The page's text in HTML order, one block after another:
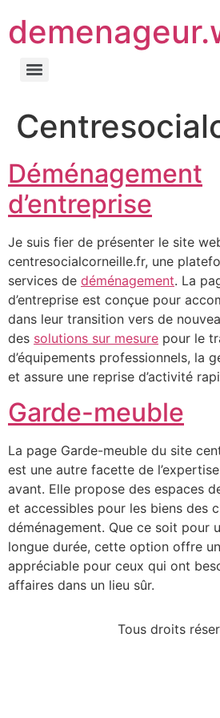
Déménagement
d’entreprise
Je suis fier de présenter le site
centresocialcorneille.fr, une
services de déménagement. La
d’entreprise est conçue pour
dans leur transition vers de
des solutions sur mesure pour le
d’équipements professionnels, la
et assure une reprise d’activité
Garde-meuble
La page Garde-meuble du site
est une autre facette de
avant. Elle propose des espaces
et accessibles pour les biens des
déménagement. Que ce soit pour
longue durée, cette option offre
appréciable pour ceux qui ont
affaires dans un lieu sûr.
Tous droits